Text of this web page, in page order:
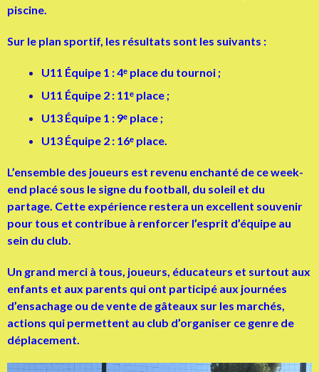
piscine.
Sur le plan sportif, les résultats sont les suivants :
U11 Équipe 1 : 4ᵉ place du tournoi ;
U11 Équipe 2 : 11ᵉ place ;
U13 Équipe 1 : 9ᵉ place ;
U13 Équipe 2 : 16ᵉ place.
L’ensemble des joueurs est revenu enchanté de ce week-
end placé sous le signe du football, du soleil et du
partage. Cette expérience restera un excellent souvenir
pour tous et contribue à renforcer l’esprit d’équipe au
sein du club.
Un grand merci à tous, joueurs, éducateurs et surtout aux
enfants et aux parents qui ont participé aux journées
d’ensachage ou de vente de gâteaux sur les marchés,
actions qui permettent au club d’organiser ce genre de
déplacement.